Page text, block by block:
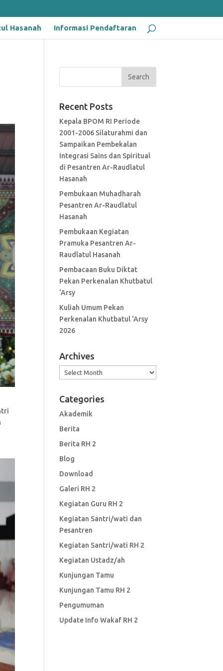
Hasanah Informasi Pendaftaran
Recent Posts
Kepala BPOM RI Periode
2001-2006 Silaturahmi dan
Sampaikan Pembekalan
Integrasi Sains dan Spiritual
di Pesantren Ar-Raudlatul
Hasanah
Pembukaan Muhadharah
Pesantren Ar-Raudlatul
Hasanah
Pembukaan Kegiatan
Pramuka Pesantren Ar-
Raudlatul Hasanah
Pembacaan Buku Diktat
Pekan Perkenalan Khutbatul
‘Arsy
Kuliah Umum Pekan
Perkenalan Khutbatul ‘Arsy
2026
Archives
Archives
Categories
Akademik
Berita
Berita RH 2
Blog
Download
Galeri RH 2
Kegiatan Guru RH 2
Kegiatan Santri/wati dan
Pesantren
Kegiatan Santri/wati RH 2
Kegiatan Ustadz/ah
Kunjungan Tamu
Kunjungan Tamu RH 2
Pengumuman
Update Info Wakaf RH 2